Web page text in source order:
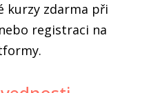
kurzy zdarma při
registraci na